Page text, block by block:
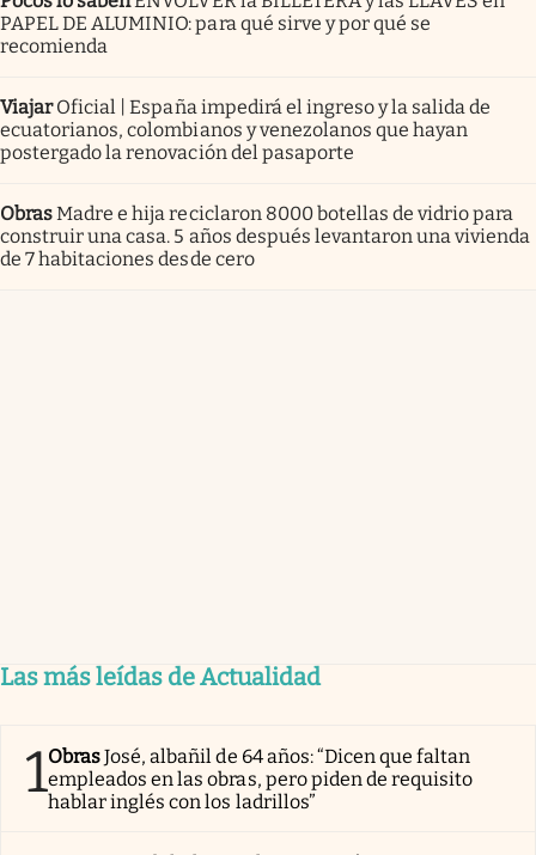
PAPEL DE ALUMINIO: para qué sirve y por qué se
recomienda
Viajar Oficial | España impedirá el ingreso y la salida de
ecuatorianos, colombianos y venezolanos que hayan
postergado la renovación del pasaporte
ObrasMadre e hija reciclaron 8000 botellas de vidrio para
construir una casa. 5 años después levantaron una vivienda
de 7 habitaciones desde cero
Las más leídas de Actualidad
1ObrasJosé, albañil de 64 años: “Dicen que faltan
empleados en las obras, pero piden de requisito
hablar inglés con los ladrillos”